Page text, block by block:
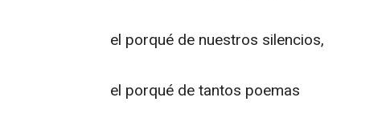
el porqué de nuestros silencios,
el porqué de tantos poemas